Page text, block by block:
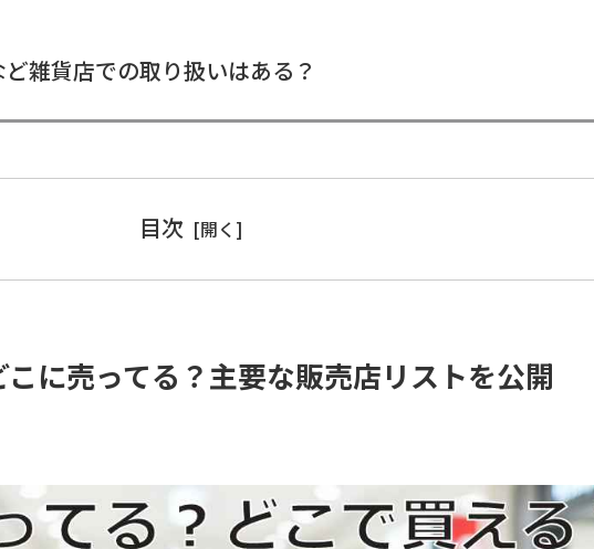
雑貨店での取り扱いはある？
目次
に売ってる？主要な販売店リストを公開